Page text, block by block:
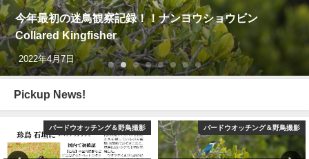
【枝で休む】ヤツガシラ Eurasian Hoopoe
2026年3月3日
Pickup News!
バードウオッチング＆野鳥撮影 YouTube